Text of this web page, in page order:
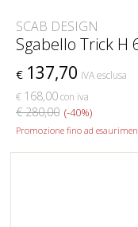
SCAB DESIGN
Sgabello Trick H
€ 137,70 IVA esclusa
€ 168,00con iva
€ 280,00 (-40%)
Promozione fino ad